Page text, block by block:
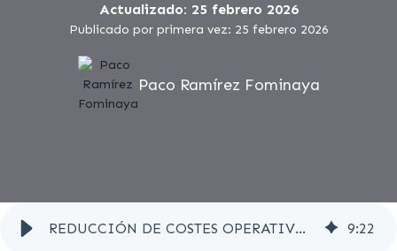
Actualizado: 25 febrero 2026
Publicado por primera vez: 25 febrero 2026
Paco Ramírez Fominaya
REDUCCIÓN DE COSTES OPERATIVOS GESTIONANDO RESIDUOS: CASO DE ÉXITO 9:22